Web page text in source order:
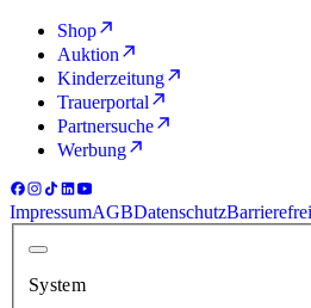
Shop
Auktion
Kinderzeitung
Trauerportal
Partnersuche
Werbung
ImpressumAGBDatenschutz
System